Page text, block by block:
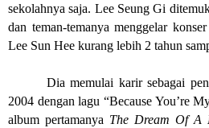
sekolahnya saja. Lee Seung Gi
dan teman-temanya menggelar
Lee Sun Hee kurang lebih 2 tahun
Dia memulai karir sebagai
2004 dengan lagu “Because You’re
album pertamanya The Dream Of A